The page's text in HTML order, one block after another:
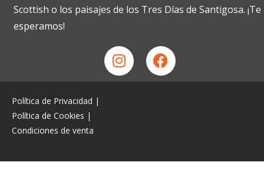
Scottish o los paisajes de los Tres Días de Santigosa. ¡Te
esperamos!
Política de Privacidad |
Política de Cookies |
Condiciones de venta